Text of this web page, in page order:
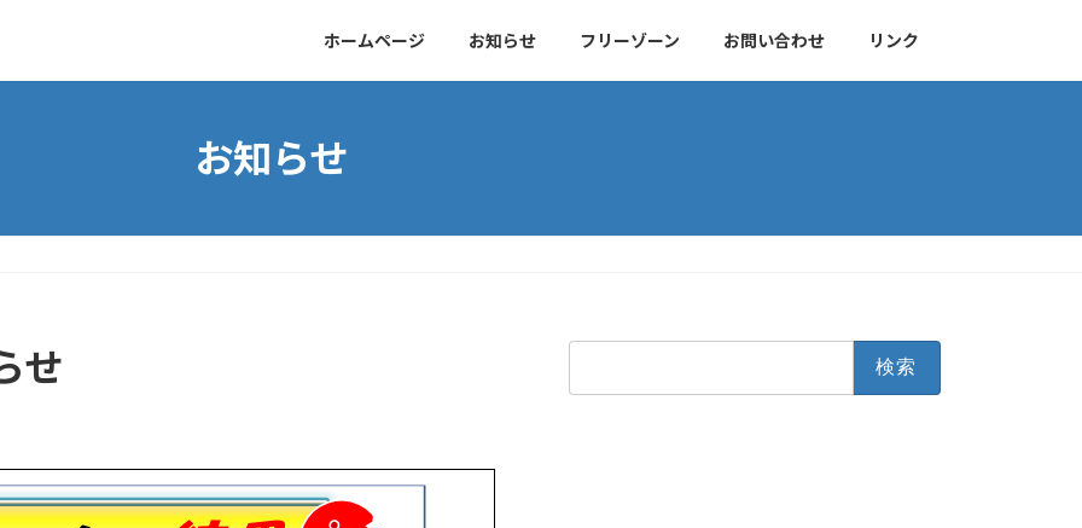
ホームページ お知らせ フリーゾーン お問い合わせ リンク
お知らせ
せ